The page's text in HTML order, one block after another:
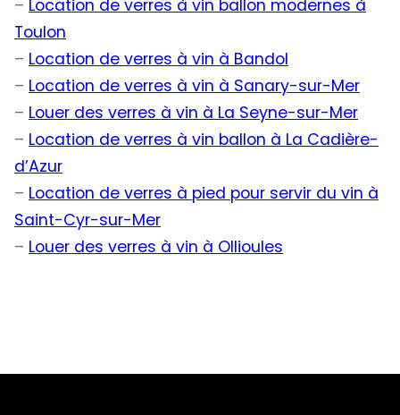
– Location de verres à vin ballon modernes à
Toulon
– Location de verres à vin à Bandol
– Location de verres à vin à Sanary-sur-Mer
– Louer des verres à vin à La Seyne-sur-Mer
– Location de verres à vin ballon à La Cadière-
d’Azur
– Location de verres à pied pour servir du vin à
Saint-Cyr-sur-Mer
– Louer des verres à vin à Ollioules